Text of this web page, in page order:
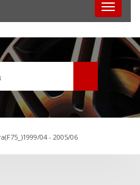
Toggle
04 - 2005/06